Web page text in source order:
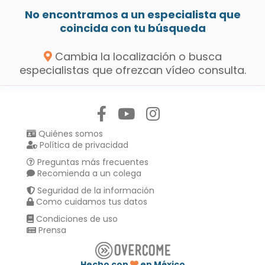
No encontramos a un especialista que
coincida con tu búsqueda
Cambia la localización o busca
especialistas que ofrezcan vídeo consulta.
Quiénes somos
Política de privacidad
Preguntas más frecuentes
Recomienda a un colega
Seguridad de la información
Como cuidamos tus datos
Condiciones de uso
Prensa